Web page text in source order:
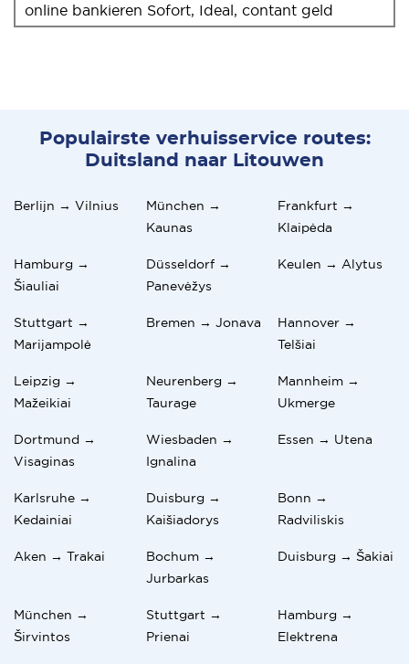
online bankieren Sofort, Ideal, contant geld
Populairste verhuisservice routes:
Duitsland naar Litouwen
Berlijn → Vilnius
München →
Kaunas
Frankfurt →
Klaipėda
Hamburg →
Šiauliai
Düsseldorf →
Panevėžys
Keulen → Alytus
Stuttgart →
Marijampolė
Bremen → Jonava
Hannover →
Telšiai
Leipzig →
Mažeikiai
Neurenberg →
Taurage
Mannheim →
Ukmerge
Dortmund →
Visaginas
Wiesbaden →
Ignalina
Essen → Utena
Karlsruhe →
Kedainiai
Duisburg →
Kaišiadorys
Bonn →
Radviliskis
Aken → Trakai
Bochum →
Jurbarkas
Duisburg → Šakiai
München →
Širvintos
Stuttgart →
Prienai
Hamburg →
Elektrena